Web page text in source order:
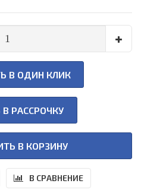
В ОДИН КЛИК
В РАССРОЧКУ
В КОРЗИНУ
В СРАВНЕНИЕ